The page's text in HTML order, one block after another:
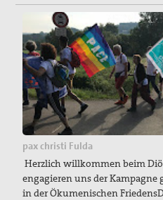
pax christi Fulda
Herzlich willkommen beim
engagieren uns der
in der Ökumenischen